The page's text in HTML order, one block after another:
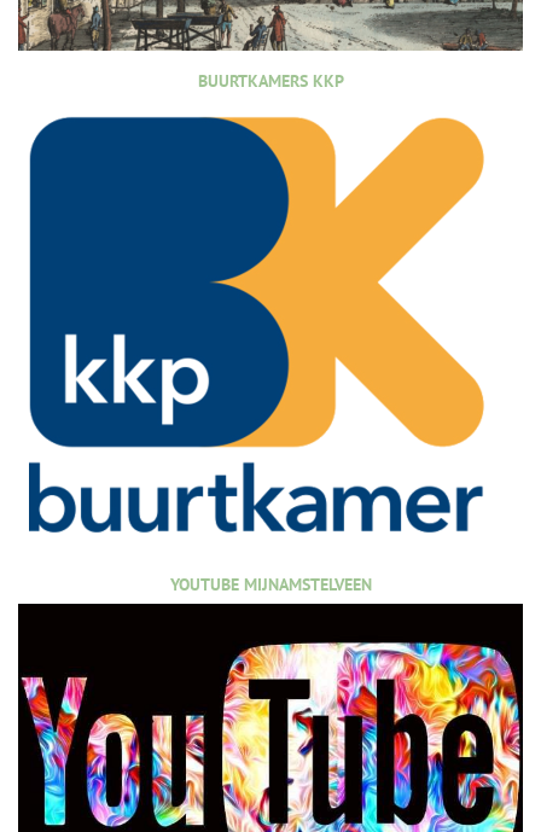
BUURTKAMERS KKP
YOUTUBE MIJNAMSTELVEEN